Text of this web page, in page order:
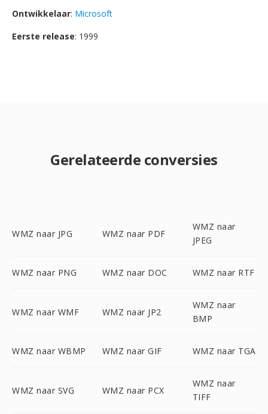
Ontwikkelaar: Microsoft
Eerste release: 1999
Gerelateerde conversies
WMZ naar JPG WMZ naar PDF
WMZ naar
JPEG
WMZ naar PNG WMZ naar DOC WMZ naar RTF
WMZ naar WMF WMZ naar JP2
WMZ naar
BMP
WMZ naar WBMP WMZ naar GIF WMZ naar TGA
WMZ naar SVG WMZ naar PCX
WMZ naar
TIFF